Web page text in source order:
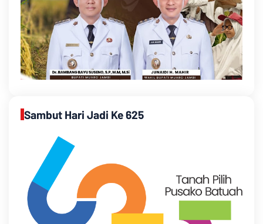
Sambut Hari Jadi Ke 625